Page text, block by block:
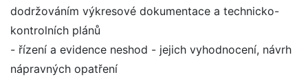
dodržováním výkresové dokumentace a technicko-
kontrolních plánů
- řízení a evidence neshod - jejich vyhodnocení, návrh
nápravných opatření